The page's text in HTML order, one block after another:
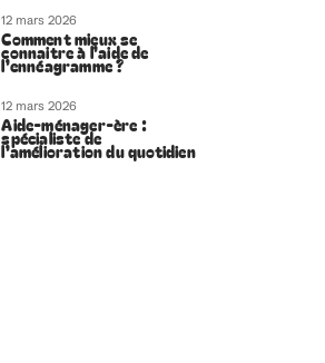
12 mars 2026
Comment mieux se
connaitre à l’aide de
l’ennéagramme ?
12 mars 2026
Aide-ménager-ère :
spécialiste de
l’amélioration du quotidien